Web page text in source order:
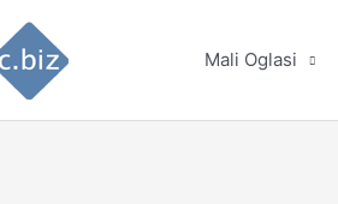
Mali Oglasi